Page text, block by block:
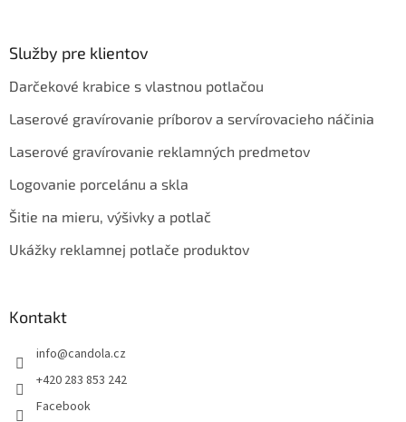
Služby pre klientov
Darčekové krabice s vlastnou potlačou
Laserové gravírovanie príborov a servírovacieho náčinia
Laserové gravírovanie reklamných predmetov
Logovanie porcelánu a skla
Šitie na mieru, výšivky a potlač
Ukážky reklamnej potlače produktov
Kontakt
info@candola.cz
+420 283 853 242
Facebook